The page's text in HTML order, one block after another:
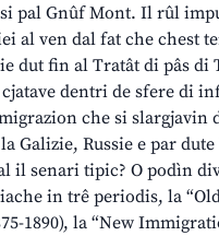
pal Gnûf Mont. Il rûl
al ven dal fat che chest
dut fin al Tratât di pâs di
cjatave dentri de sfere di
che si slargjavin
Galizie, Russie e par dute
il senari tipic? O podìn
in trê periodis, la
1890), la “New